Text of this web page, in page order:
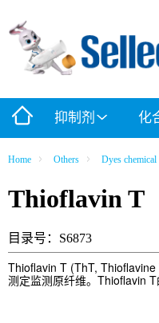
抑制剂 化
Home Others Dyes chemical
Thioflavin T
目录号：S6873
Thioflavin T (ThT,
测定监测原纤维。Thioflavin